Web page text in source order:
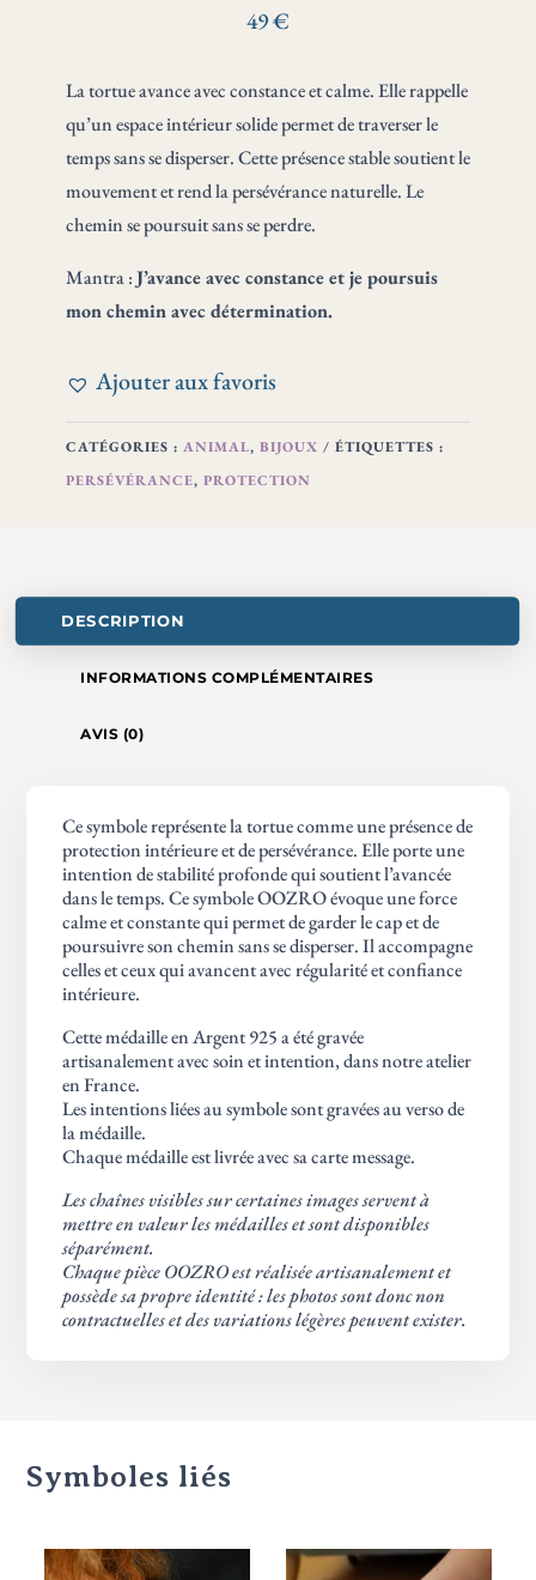
PERSÉVÉRANCE
MÉDAILLE
ARGENT
49€
La tortue avance avec constance et calme. Elle rappelle
qu’un espace intérieur solide permet de traverser le
temps sans se disperser. Cette présence stable soutient le
mouvement et rend la persévérance naturelle. Le
chemin se poursuit sans se perdre.
Mantra :J’avance avec constance et je poursuis
mon chemin avec détermination.
Ajouter aux favoris
CATÉGORIES : ANIMAL, BIJOUX
ÉTIQUETTES :
PERSÉVÉRANCE, PROTECTION
DESCRIPTION
INFORMATIONS COMPLÉMENTAIRES
AVIS (0)
Ce symbole représente la tortue comme une présence de
protection intérieure et de persévérance. Elle porte une
intention de stabilité profonde qui soutient l’avancée
dans le temps. Ce symbole OOZRO évoque une force
calme et constante qui permet de garder le cap et de
poursuivre son chemin sans se disperser. Il accompagne
celles et ceux qui avancent avec régularité et confiance
intérieure.
Cette médaille en Argent 925 a été gravée
artisanalement avec soin et intention, dans notre atelier
en France.
Les intentions liées au symbole sont gravées au verso de
la médaille.
Chaque médaille est livrée avec sa carte message.
Les chaînes visibles sur certaines images servent à
mettre en valeur les médailles et sont disponibles
séparément.
Chaque pièce OOZRO est réalisée artisanalement et
possède sa propre identité : les photos sont donc non
contractuelles et des variations légères peuvent exister.
Symboles liés